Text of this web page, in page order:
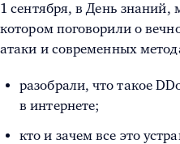
1 сентября, в День
котором поговорили о
атаки и современных
разобрали, что такое
в интернете;
кто и зачем все это